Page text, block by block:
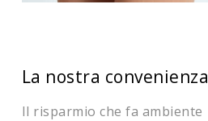
La nostra convenienza
Il risparmio che fa ambiente